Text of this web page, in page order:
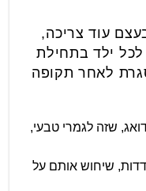
עוד צריכה,
לכל ילד בתחילת
לאחר תקופה
שזה לגמרי טבעי,
שיחוש אותם על